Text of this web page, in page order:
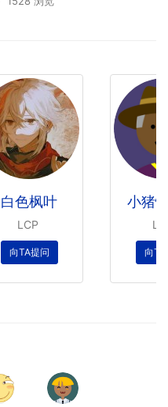
白色枫叶
LCP
向TA提问
小猪
向TA